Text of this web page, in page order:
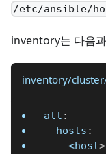
/etc/ansible/
inventory는 다음
inventory/
all :
hosts :
    <host
>